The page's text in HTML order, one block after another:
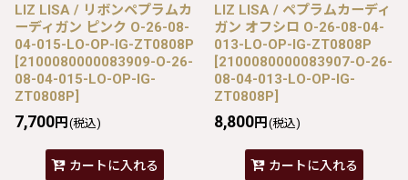
LIZ LISA / リボンペプラムカ
ーディガン ピンク O-26-08-
04-015-LO-OP-IG-ZT0808P
[2100080000083909-O-26-
08-04-015-LO-OP-IG-
ZT0808P]
7,700円 (税込)
カートに入れる
LIZ LISA / ペプラムカーディ
ガン オフシロ O-26-08-04-
013-LO-OP-IG-ZT0808P
[2100080000083907-O-26-
08-04-013-LO-OP-IG-
ZT0808P]
8,800円 (税込)
カートに入れる